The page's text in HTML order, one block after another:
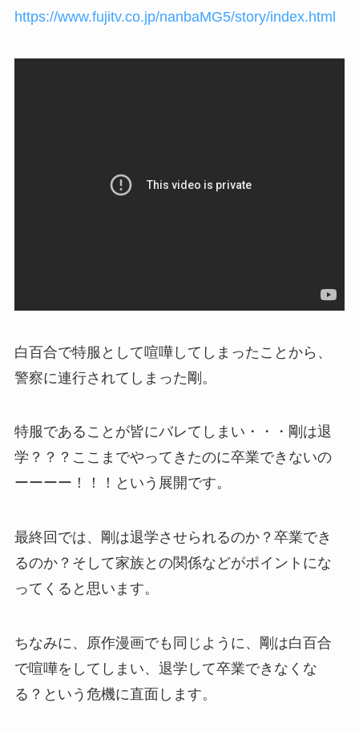
https://www.fujitv.co.jp/nanbaMG5/story/index.html
白百合で特服として喧嘩してしまったことから、
警察に連行されてしまった剛。
特服であることが皆にバレてしまい・・・剛は退
学？？？ここまでやってきたのに卒業できないの
ーーーー！！！という展開です。
最終回では、剛は退学させられるのか？卒業でき
るのか？そして家族との関係などがポイントにな
ってくると思います。
ちなみに、原作漫画でも同じように、剛は白百合
で喧嘩をしてしまい、退学して卒業できなくな
る？という危機に直面します。